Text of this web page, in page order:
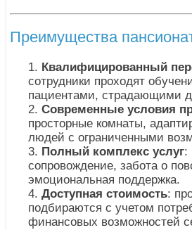
Преимущества
Квалифицированный
сотрудники проходят
пациентами, страдающими
Современные условия
просторные комнаты,
людей с ограниченными
Полный комплекс услуг:
сопровождение, забота о
эмоциональная поддержка.
Доступная стоимость:
подбираются с учетом
финансовых возможностей